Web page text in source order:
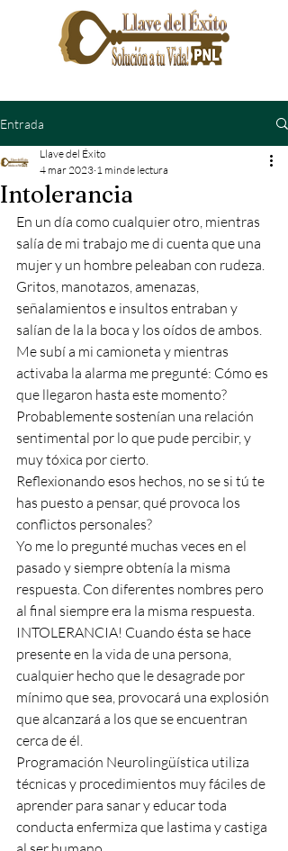
Entrada
Intolerancia
Llave del Éxito
4 mar 2023 1 min de lectura
En un día como cualquier otro, mientras
salía de mi trabajo me di cuenta que una
mujer y un hombre peleaban con rudeza.
Gritos, manotazos, amenazas,
señalamientos e insultos entraban y
salían de la la boca y los oídos de ambos.
Me subí a mi camioneta y mientras
activaba la alarma me pregunté: Cómo es
que llegaron hasta este momento?
Probablemente sostenían una relación
sentimental por lo que pude percibir, y
muy tóxica por cierto.
Reflexionando esos hechos, no se si tú te
has puesto a pensar, qué provoca los
conflictos personales?
Yo me lo pregunté muchas veces en el
pasado y siempre obtenía la misma
respuesta. Con diferentes nombres pero
al final siempre era la misma respuesta.
INTOLERANCIA! Cuando ésta se hace
presente en la vida de una persona,
cualquier hecho que le desagrade por
mínimo que sea, provocará una explosión
que alcanzará a los que se encuentran
cerca de él.
Programación Neurolingüística utiliza
técnicas y procedimientos muy fáciles de
aprender para sanar y educar toda
conducta enfermiza que lastima y castiga